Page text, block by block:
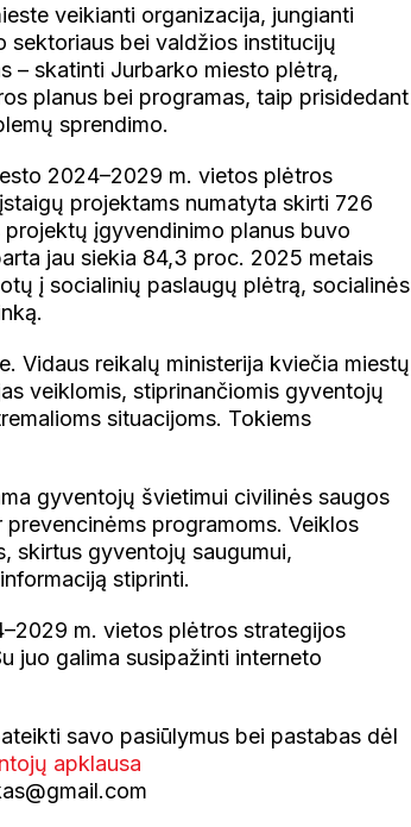
veikianti organizacija, jungianti
sektoriaus bei valdžios institucijų
– skatinti Jurbarko miesto plėtrą,
planus bei programas, taip prisidedant
sprendimo.
2024–2029 m. vietos plėtros
projektams numatyta skirti 726
įgyvendinimo planus buvo
jau siekia 84,3 proc. 2025 metais
į socialinių paslaugų plėtrą, socialinės
Vidaus reikalų ministerija kviečia miestų
veiklomis, stiprinančiomis gyventojų
situacijoms. Tokiems
gyventojų švietimui civilinės saugos
programoms. Veiklos
skirtus gyventojų saugumui,
stiprinti.
m. vietos plėtros strategijos
juo galima susipažinti interneto
savo pasiūlymus bei pastabas dėl
apklausa